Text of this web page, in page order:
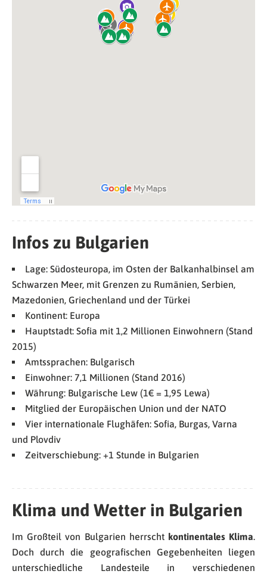
Infos zu Bulgarien
Lage: Südosteuropa, im Osten der Balkanhalbinsel am
Schwarzen Meer, mit Grenzen zu Rumänien, Serbien,
Mazedonien, Griechenland und der Türkei
Kontinent: Europa
Hauptstadt: Sofia mit 1,2 Millionen Einwohnern (Stand
2015)
Amtssprachen: Bulgarisch
Einwohner: 7,1 Millionen (Stand 2016)
Währung: Bulgarische Lew (1€ = 1,95 Lewa)
Mitglied der Europäischen Union und der NATO
Vier internationale Flughäfen: Sofia, Burgas, Varna
und Plovdiv
Zeitverschiebung: +1 Stunde in Bulgarien
Klima und Wetter in Bulgarien
Im Großteil von Bulgarien herrscht kontinentales Klima.
Doch durch die geografischen Gegebenheiten liegen
unterschiedliche Landesteile in verschiedenen